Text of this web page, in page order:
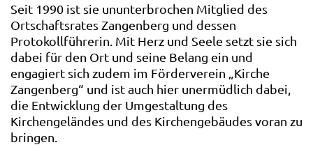
Seit 1990 ist sie ununterbrochen Mitglied des
Ortschaftsrates Zangenberg und dessen
Protokollführerin. Mit Herz und Seele setzt sie sich
dabei für den Ort und seine Belang ein und
engagiert sich zudem im Förderverein „Kirche
Zangenberg“ und ist auch hier unermüdlich dabei,
die Entwicklung der Umgestaltung des
Kirchengeländes und des Kirchengebäudes voran zu
bringen.